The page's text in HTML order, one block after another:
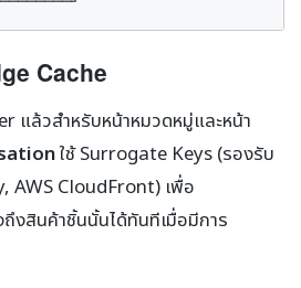
Cache
แล้วสำหรับหน้าหมวดหมู่และหน้า
ใช้ Surrogate Keys (รองรับ
AWS CloudFront) เพื่อ
งสินค้าชิ้นนั้นได้ทันทีเมื่อมีการ